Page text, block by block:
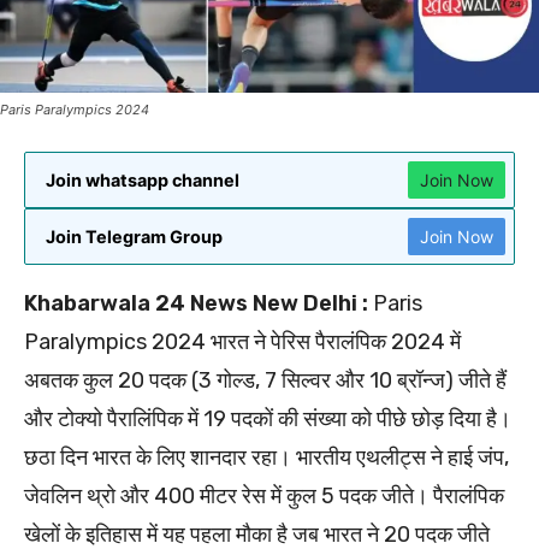
Paris Paralympics 2024
Join whatsapp channel Join Now
Join Telegram Group Join Now
Khabarwala 24 News New Delhi : Paris
Paralympics 2024 भारत ने पेरिस पैरालंपिक 2024 में
अबतक कुल 20 पदक (3 गोल्ड, 7 सिल्वर और 10 ब्रॉन्ज) जीते हैं
और टोक्यो पैरालिंपिक में 19 पदकों की संख्या को पीछे छोड़ दिया है।
छठा दिन भारत के लिए शानदार रहा। भारतीय एथलीट्स ने हाई जंप,
जेवलिन थ्रो और 400 मीटर रेस में कुल 5 पदक जीते। पैरालंपिक
खेलों के इतिहास में यह पहला मौका है जब भारत ने 20 पदक जीते